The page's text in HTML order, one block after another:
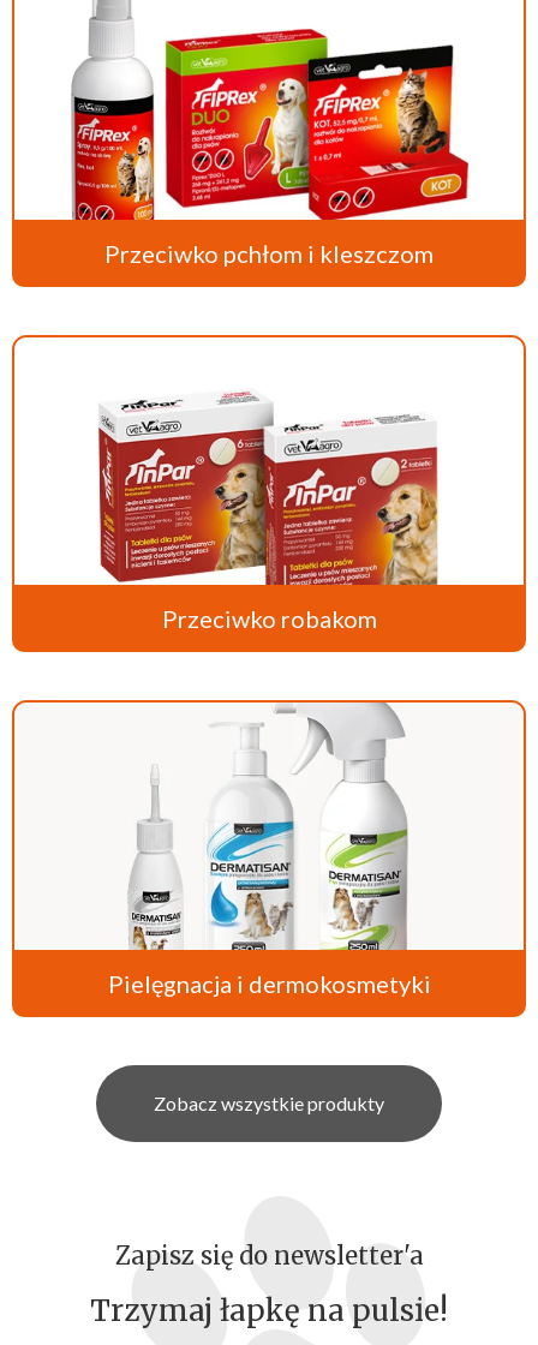
Przeciwko pchłom i kleszczom
Przeciwko robakom
Pielęgnacja i dermokosmetyki
Zobacz wszystkie produkty
Zapisz się do newsletter'a
Trzymaj łapkę na pulsie!